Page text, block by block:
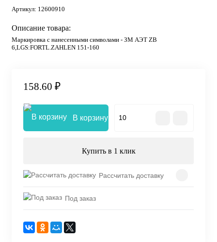
Артикул: 12600910
Описание товара:
Маркировка с нанесенными символами - ЗМ АЭТ ZB
6,LGS:FORTL.ZAHLEN 151-160
158.60 ₽
В корзину
Купить в 1 клик
Рассчитать доставку
Под заказ